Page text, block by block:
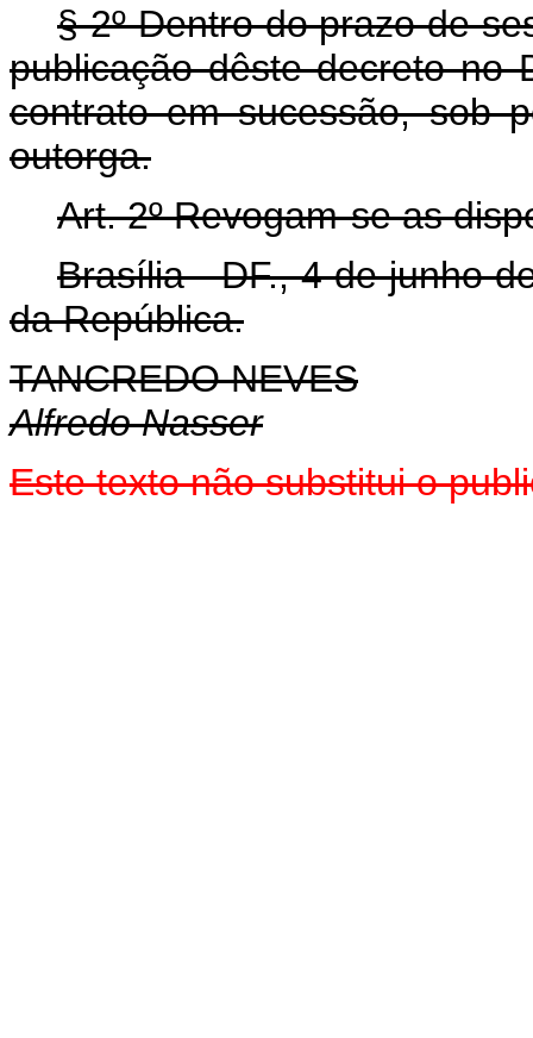
§ 2º Dentro do prazo de
publicação dêste decreto no
contrato em sucessão, sob
outorga.
Art. 2º Revogam-se as
Brasília - DF., 4 de junho
da República.
TANCREDO NEVES
Alfredo Nasser
Este texto não substitui o